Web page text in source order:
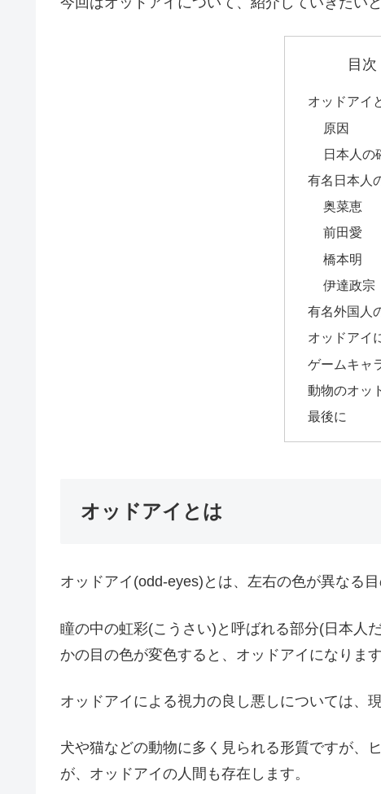
目次
オッドアイ
原因
日本人の
有名日本人
奥菜恵
前田愛
橋本明
伊達政宗
有名外国人
オッドアイ
ゲームキャ
動物のオッ
最後に
オッドアイとは
オッドアイ(odd-eyes)とは、左右の色が異なる目
瞳の中の虹彩(こうさい)と呼ばれる部分(日本人
かの目の色が変色すると、オッドアイになります
オッドアイによる視力の良し悪しについては、
犬や猫などの動物に多く見られる形質ですが、
が、オッドアイの人間も存在します。